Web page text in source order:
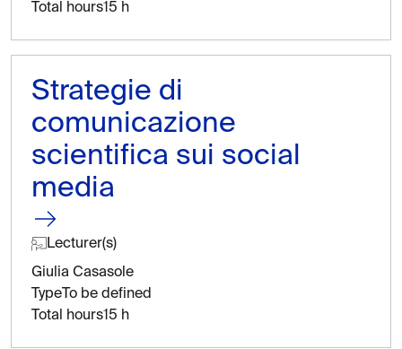
Total hours15 h
Strategie di
comunicazione
scientifica sui social
media
Lecturer(s)
Giulia Casasole
Type To be defined
Total hours15 h